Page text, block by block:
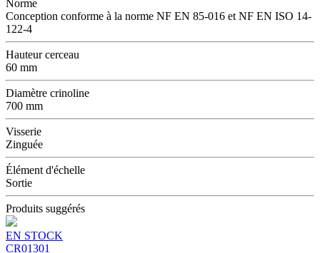
Norme
Conception conforme à la norme NF EN 85-016 et NF EN ISO 14-
122-4
Hauteur cerceau
60 mm
Diamètre crinoline
700 mm
Visserie
Zinguée
Élément d'échelle
Sortie
Produits suggérés
EN STOCK
CR01301